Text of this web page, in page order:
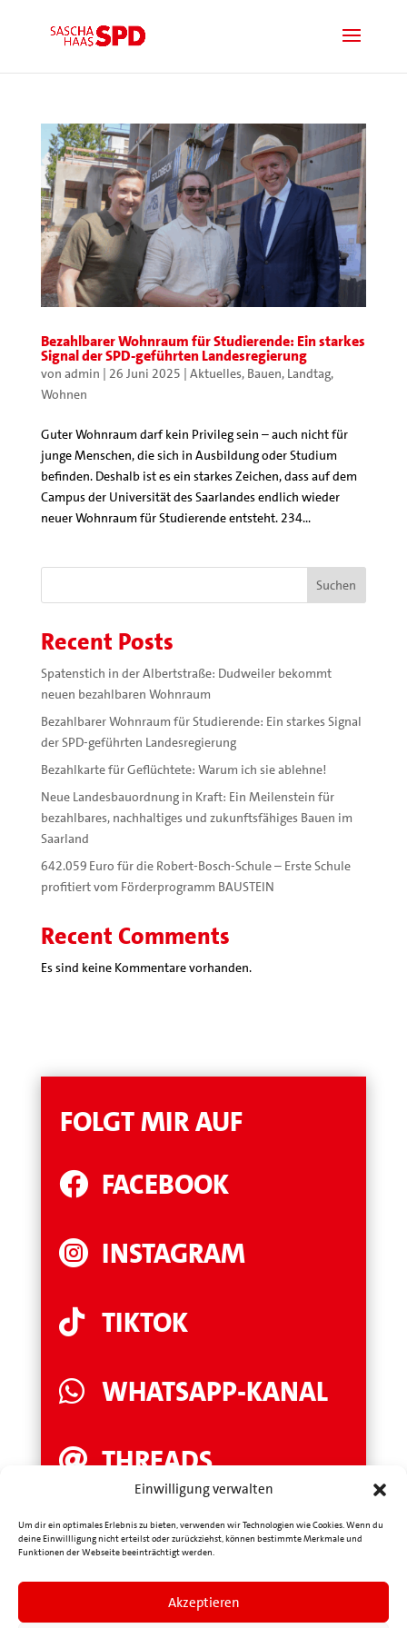
Einwilligung verwalten
Um dir ein optimales Erlebnis zu bieten, verwenden wir Technologien wie Cookies. Wenn du
deine Einwillligung nicht erteilst oder zurückziehst, können bestimmte Merkmale und
Funktionen der Webseite beeinträchtigt werden.
Akzeptieren
Bezahlbarer Wohnraum für Studierende: Ein starkes
Signal der SPD-geführten Landesregierung
von admin | 26 Juni 2025 | Aktuelles, Bauen, Landtag,
Wohnen
Guter Wohnraum darf kein Privileg sein – auch nicht für
junge Menschen, die sich in Ausbildung oder Studium
befinden. Deshalb ist es ein starkes Zeichen, dass auf dem
Campus der Universität des Saarlandes endlich wieder
neuer Wohnraum für Studierende entsteht. 234...
Suchen
Recent Posts
Spatenstich in der Albertstraße: Dudweiler bekommt
neuen bezahlbaren Wohnraum
Bezahlbarer Wohnraum für Studierende: Ein starkes Signal
der SPD-geführten Landesregierung
Bezahlkarte für Geflüchtete: Warum ich sie ablehne!
Neue Landesbauordnung in Kraft: Ein Meilenstein für
bezahlbares, nachhaltiges und zukunftsfähiges Bauen im
Saarland
642.059 Euro für die Robert-Bosch-Schule – Erste Schule
profitiert vom Förderprogramm BAUSTEIN
Recent Comments
Es sind keine Kommentare vorhanden.
FOLGT MIR AUF
 FACEBOOK
 INSTAGRAM
 TIKTOK
 WHATSAPP-KANAL
 THREADS
 LINKEDIN
YOUTUBE